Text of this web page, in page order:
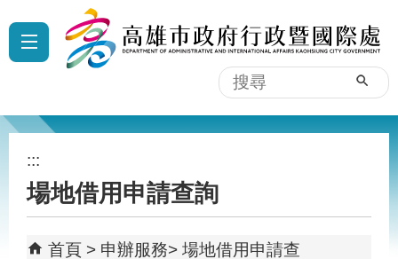
跳到主要內容區塊
搜
尋
:::
場地借用申請查詢
首頁 申辦服務
場地借用申請查